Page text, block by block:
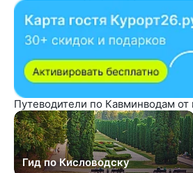
Путеводители по Кавминводам
Гид по Кисловодску